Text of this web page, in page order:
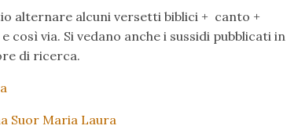
alternare alcuni versetti biblici + canto +
via. Si vedano anche i sussidi pubblicati in
di ricerca.
Suor Maria Laura